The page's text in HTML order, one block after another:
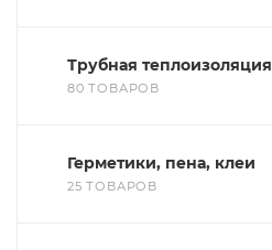
Трубная теплоизоляция
80 ТОВАРОВ
Герметики, пена, клеи
25 ТОВАРОВ